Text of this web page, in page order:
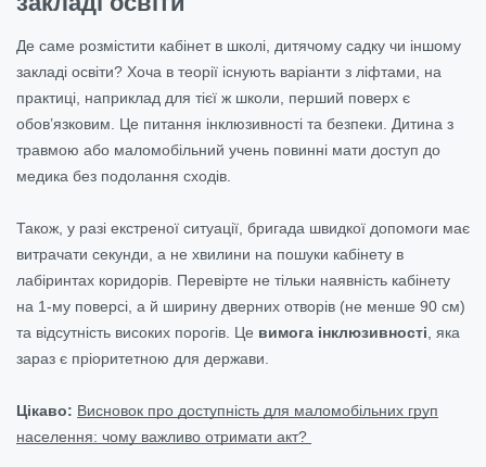
Де саме розмістити кабінет в школі, дитячому садку чи іншому
закладі освіти? Хоча в теорії існують варіанти з ліфтами, на
практиці, наприклад для тієї ж школи, перший поверх є
обов’язковим. Це питання інклюзивності та безпеки. Дитина з
травмою або маломобільний учень повинні мати доступ до
медика без подолання сходів.
Також, у разі екстреної ситуації, бригада швидкої допомоги має
витрачати секунди, а не хвилини на пошуки кабінету в
лабіринтах коридорів. Перевірте не тільки наявність кабінету
на 1-му поверсі, а й ширину дверних отворів (не менше 90 см)
та відсутність високих порогів. Це вимога інклюзивності , яка
зараз є пріоритетною для держави.
Цікаво: Висновок про доступність для маломобільних груп
населення: чому важливо отримати акт?